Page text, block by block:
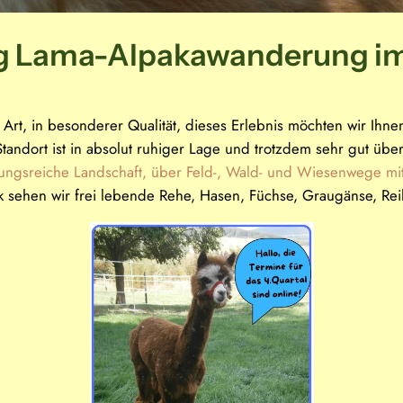
Alpakawanderung
in besonderer Qualität, dieses Erlebnis möchten wir
ist in absolut ruhiger Lage und trotzdem sehr gut
Landschaft, über Feld-, Wald- und Wiesenwege
wir frei lebende Rehe, Hasen, Füchse, Graugänse,